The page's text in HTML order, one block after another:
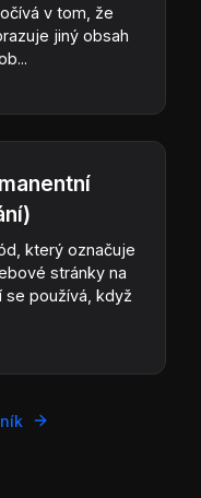
v tom, že
jiný obsah
který označuje
stránky na
se používá, když